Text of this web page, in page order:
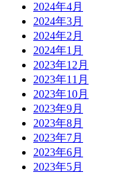
2024年4月
2024年3月
2024年2月
2024年1月
2023年12月
2023年11月
2023年10月
2023年9月
2023年8月
2023年7月
2023年6月
2023年5月